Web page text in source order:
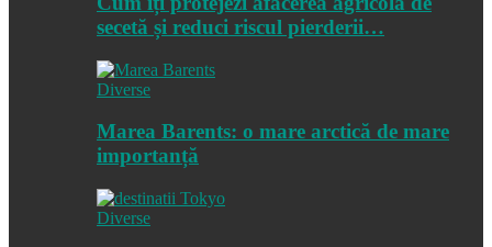
secetă și reduci riscul pierderii…
Diverse
Marea Barents: o mare arctică de mare
importanță
Diverse